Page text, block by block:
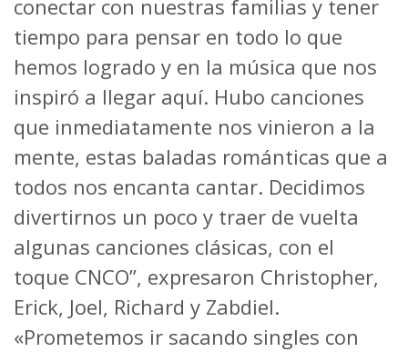
conectar con nuestras familias y tener
tiempo para pensar en todo lo que
hemos logrado y en la música que nos
inspiró a llegar aquí. Hubo canciones
que inmediatamente nos vinieron a la
mente, estas baladas románticas que a
todos nos encanta cantar. Decidimos
divertirnos un poco y traer de vuelta
algunas canciones clásicas, con el
toque CNCO”, expresaron Christopher,
Erick, Joel, Richard y Zabdiel.
«Prometemos ir sacando singles con